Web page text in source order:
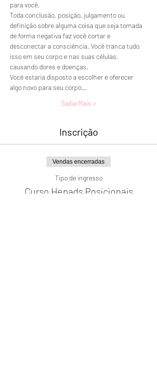
para você.
Toda conclusão, posição, julgamento ou
definição sobre alguma coisa que seja tomada
de forma negativa faz você cortar e
desconectar a consciência. Você tranca tudo
isso em seu corpo e nas suas células,
causando dores e doenças.
Você estaria disposto a escolher e oferecer
algo novo para seu corpo…
Saiba Mais >
Inscrição
Vendas encerradas
Tipo de ingresso
Curso Hepads Posicionais